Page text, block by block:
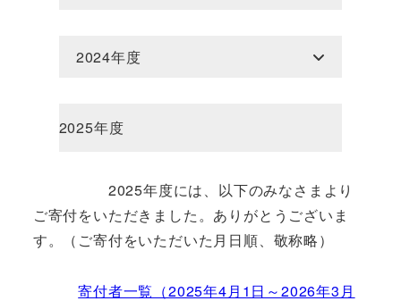
2024年度
2025年度
2025年度には、以下のみなさまより
ご寄付をいただきました。ありがとうございま
す。（ご寄付をいただいた月日順、敬称略）
寄付者一覧（2025年4月1日～2026年3月